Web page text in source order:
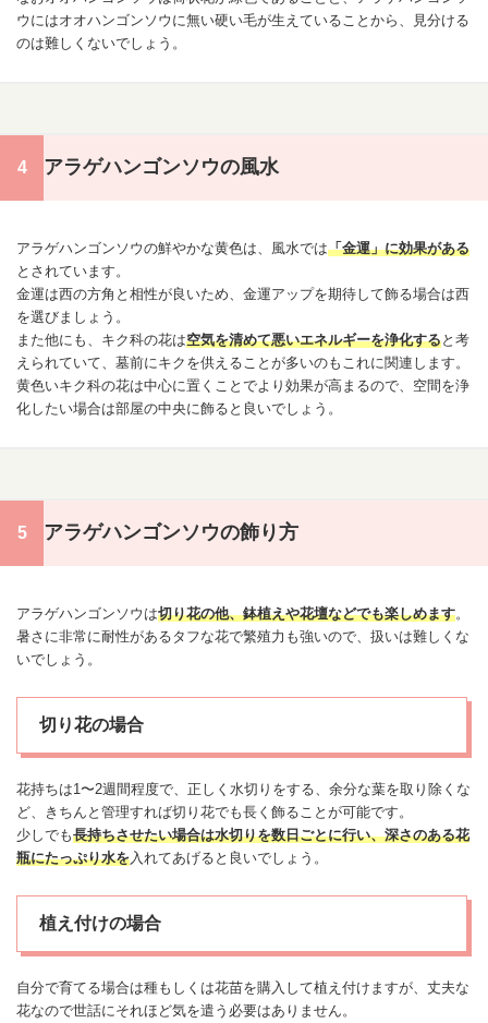
ウにはオオハンゴンソウに無い硬い毛が生えていることから、見分ける
のは難しくないでしょう。
アラゲハンゴンソウの風水
アラゲハンゴンソウの鮮やかな黄色は、風水では「金運」に効果がある
とされています。
金運は西の方角と相性が良いため、金運アップを期待して飾る場合は西
を選びましょう。
また他にも、キク科の花は空気を清めて悪いエネルギーを浄化すると考
えられていて、墓前にキクを供えることが多いのもこれに関連します。
黄色いキク科の花は中心に置くことでより効果が高まるので、空間を浄
化したい場合は部屋の中央に飾ると良いでしょう。
アラゲハンゴンソウの飾り方
アラゲハンゴンソウは切り花の他、鉢植えや花壇などでも楽しめます。
暑さに非常に耐性があるタフな花で繁殖力も強いので、扱いは難しくな
いでしょう。
切り花の場合
花持ちは1〜2週間程度で、正しく水切りをする、余分な葉を取り除くな
ど、きちんと管理すれば切り花でも長く飾ることが可能です。
少しでも長持ちさせたい場合は水切りを数日ごとに行い、深さのある花
瓶にたっぷり水を 入れてあげると良いでしょう。
植え付けの場合
自分で育てる場合は種もしくは花苗を購入して植え付けますが、丈夫な
花なので世話にそれほど気を遣う必要はありません。